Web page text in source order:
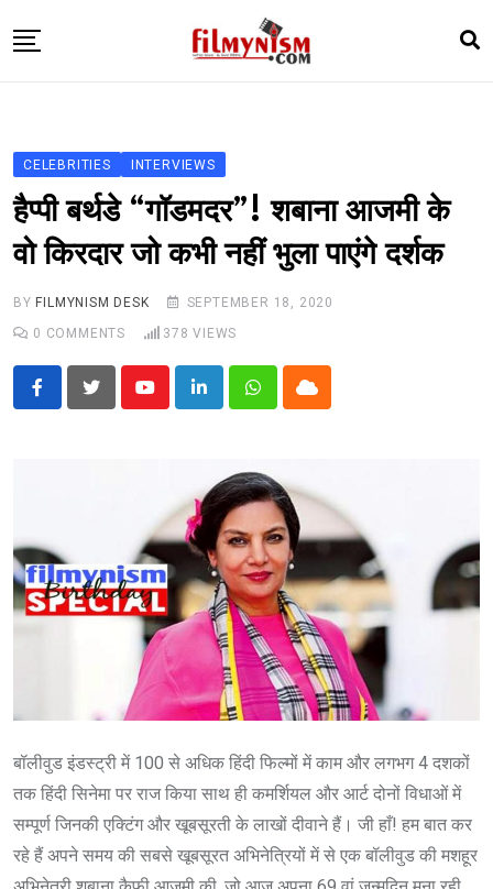
to
TELEVISION
BHOJPURI
NEWS ABTAK
STARRY SIDES
CELEBRITIES INTERVIEWS
हैप्पी बर्थडे “गॉडमदर”! शबाना आजमी के
वो किरदार जो कभी नहीं भुला पाएंगे दर्शक
BY FILMYNISM DESK
SEPTEMBER 18, 2020
0 COMMENTS 378 VIEWS
YoutubeLinkedInWhatsappCloud
बॉलीवुड इंडस्ट्री में 100 से अधिक हिंदी फिल्मों में काम और लगभग 4 दशकों
तक हिंदी सिनेमा पर राज किया साथ ही कमर्शियल और आर्ट दोनों विधाओं में
सम्पूर्ण जिनकी एक्टिंग और खूबसूरती के लाखों दीवाने हैं। जी हाँ! हम बात कर
रहे हैं अपने समय की सबसे खूबसूरत अभिनेत्रियों में से एक बॉलीवुड की मशहूर